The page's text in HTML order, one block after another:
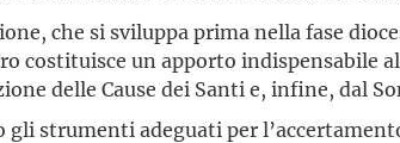
che si sviluppa prima nella fase
costituisce un apporto indispensabile
delle Cause dei Santi e, infine, dal
gli strumenti adeguati per